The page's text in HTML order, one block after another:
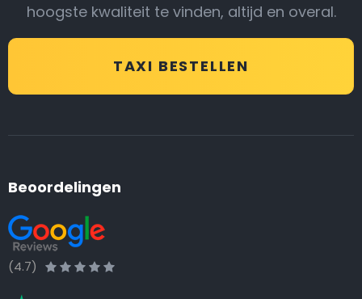
hoogste kwaliteit te vinden, altijd en overal.
TAXI BESTELLEN
Beoordelingen
(4.7)